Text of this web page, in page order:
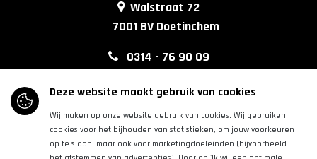
Walstraat 72
7001 BV Doetinchem
0314 - 76 90 09
info@lkkrdoetinchem.nl
Volg ons
Deze website maakt gebruik van cookies
Wij maken op onze website gebruik van cookies. Wij gebruiken
cookies voor het bijhouden van statistieken, om jouw voorkeuren
op te slaan, maar ook voor marketingdoeleinden (bijvoorbeeld